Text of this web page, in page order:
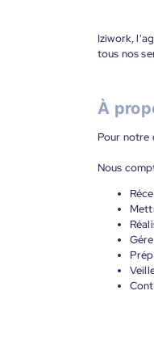
Iziwork,
tous nos
À
Pour notre
Nous